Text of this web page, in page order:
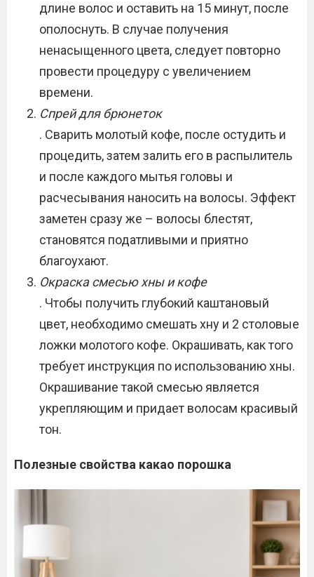
длине волос и оставить на 15 минут, после
ополоснуть. В случае получения
ненасыщенного цвета, следует повторно
провести процедуру с увеличением
времени.
Спрей для брюнеток
. Сварить молотый кофе, после остудить и
процедить, затем залить его в распылитель
и после каждого мытья головы и
расчесывания наносить на волосы. Эффект
заметен сразу же – волосы блестят,
становятся податливыми и приятно
благоухают.
Окраска смесью хны и кофе
. Чтобы получить глубокий каштановый
цвет, необходимо смешать хну и 2 столовые
ложки молотого кофе. Окрашивать, как того
требует инструкция по использованию хны.
Окрашивание такой смесью является
укрепляющим и придает волосам красивый
тон.
Полезные свойства какао порошка